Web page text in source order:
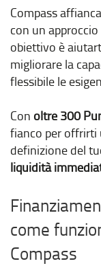
Compass
con un
obiettivo è
migliorare la
flessibile le
Con oltre 300
fianco per offrirti
definizione del
liquidità
come
Compass